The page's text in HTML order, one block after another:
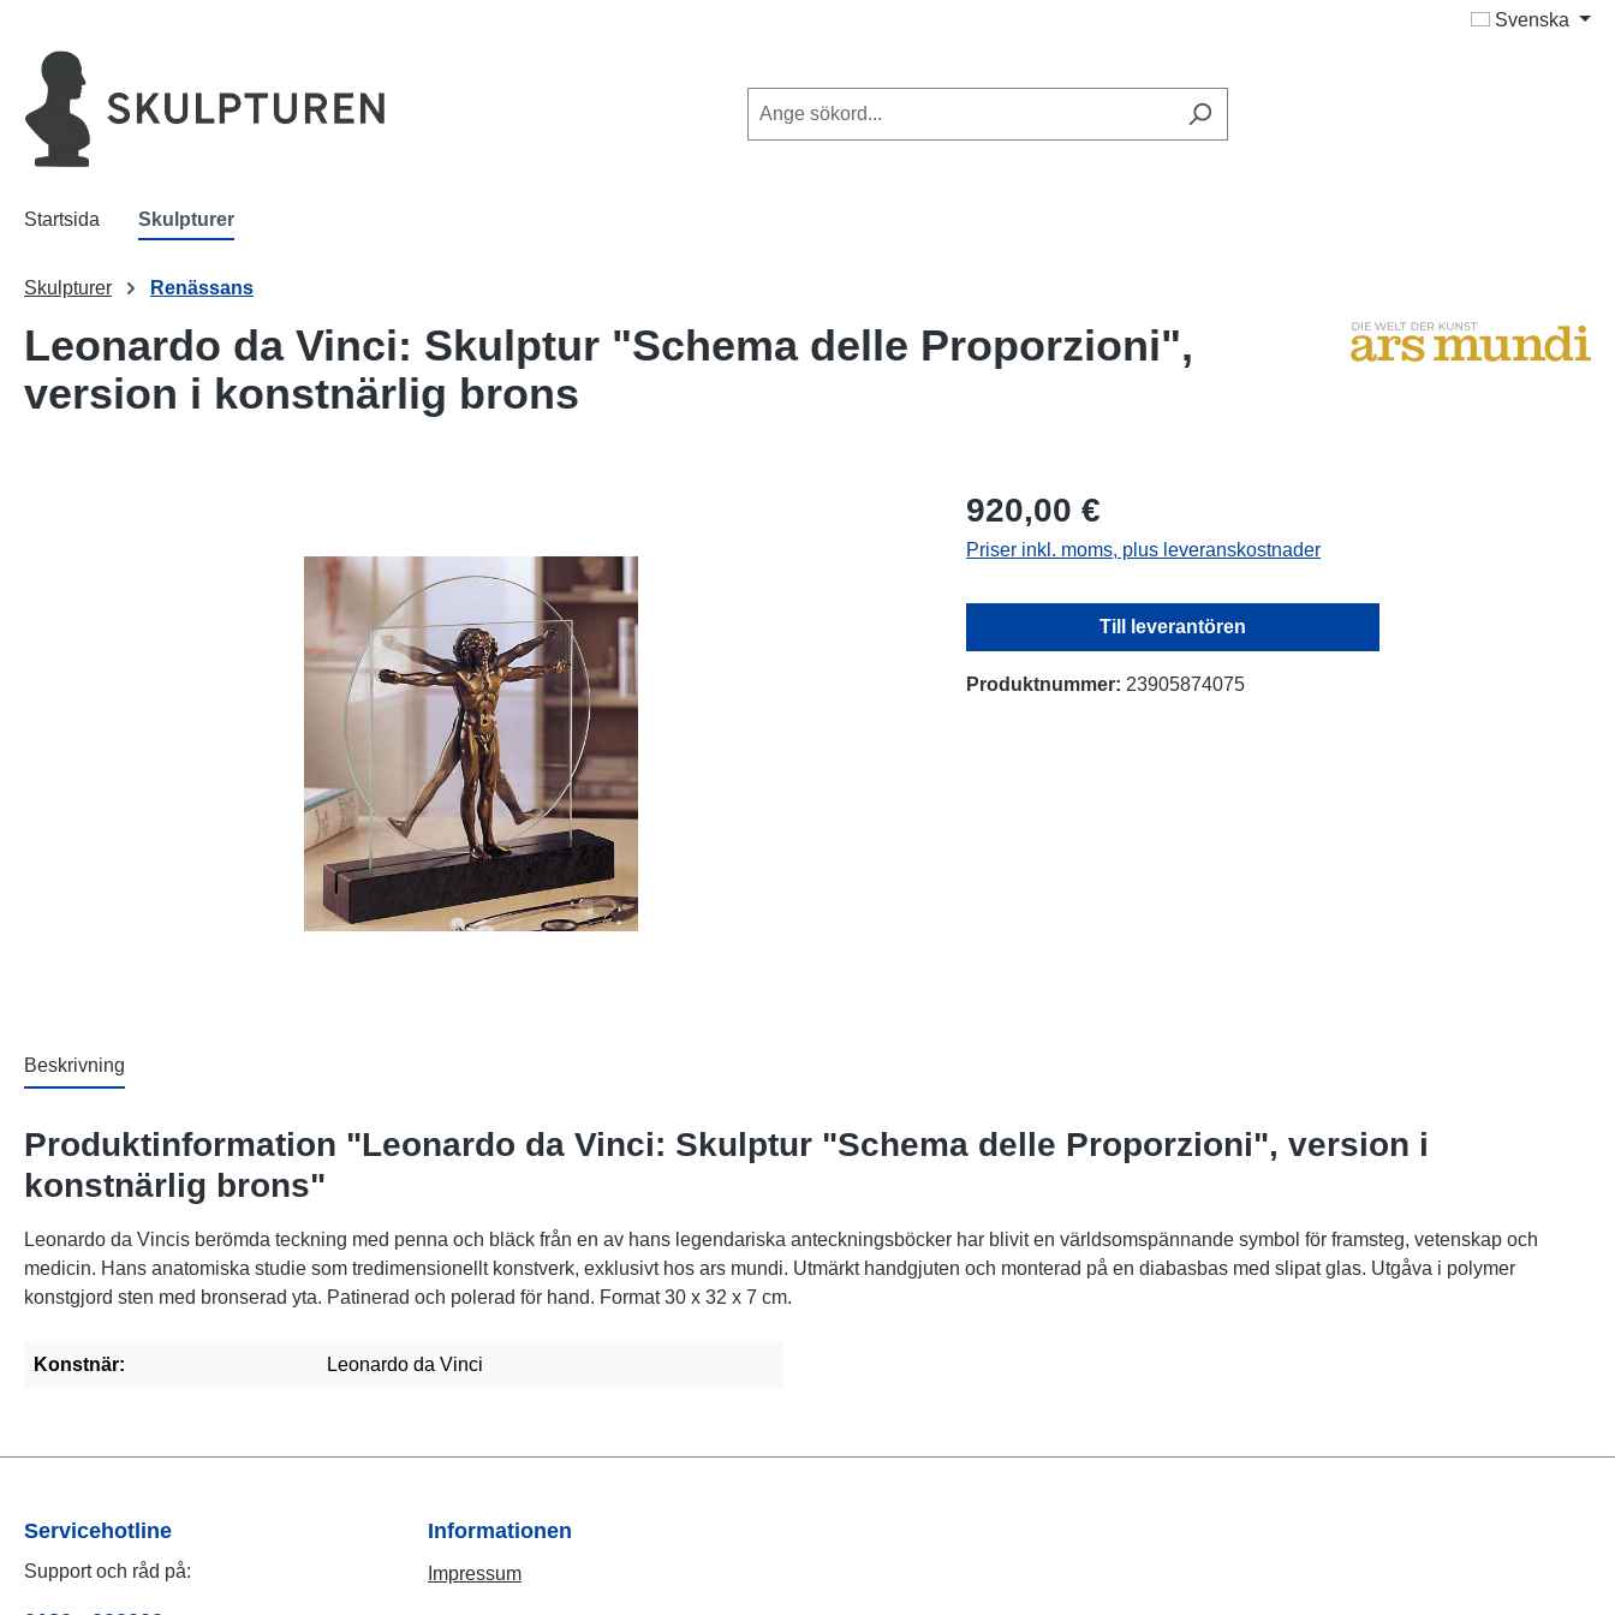
Svenska
Startsida Skulpturer
Skulpturer Renässans
Leonardo da Vinci: Skulptur "Schema delle Proporzioni",
version i konstnärlig brons
920,00 €
Priser inkl. moms, plus leveranskostnader
Till leverantören
Produktnummer: 23905874075
Beskrivning
Produktinformation "Leonardo da Vinci: Skulptur "Schema delle Proporzioni", version i
konstnärlig brons"
Leonardo da Vincis berömda teckning med penna och bläck från en av hans legendariska anteckningsböcker har blivit en världsomspännande symbol för framsteg, vetenskap och
medicin. Hans anatomiska studie som tredimensionellt konstverk, exklusivt hos ars mundi. Utmärkt handgjuten och monterad på en diabasbas med slipat glas. Utgåva i polymer
konstgjord sten med bronserad yta. Patinerad och polerad för hand. Format 30 x 32 x 7 cm.
Konstnär: Leonardo da Vinci
Servicehotline
Support och råd på:
Informationen
Impressum